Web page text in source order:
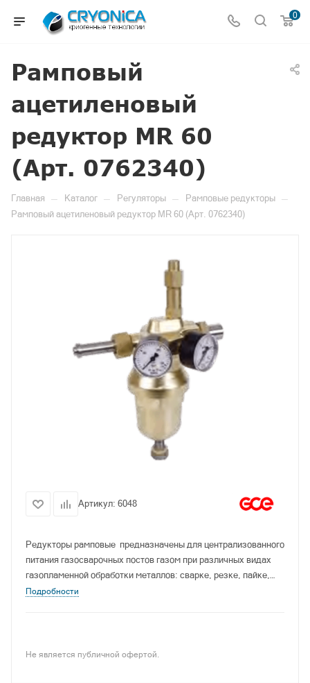
0
Рамповый
ацетиленовый
редуктор MR 60
(Арт. 0762340)
Главная — Каталог — Регуляторы — Рамповые редукторы —
Рамповый ацетиленовый редуктор MR 60 (Арт. 0762340)
Артикул: 6048
Редукторы рамповые предназначены для централизованного
питания газосварочных постов газом при различных видах
газопламенной обработки металлов: сварке, резке, пайке,
газотермическом напылении покрытий.
Подробности
Не является публичной офертой.